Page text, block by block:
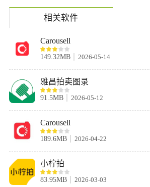
相关软件
Carousell
149.32MB 2026-05-14
雅昌拍卖图录
91.5MB 2026-05-12
Carousell
189.6MB 2026-04-22
小柠拍
83.95MB 2026-03-03